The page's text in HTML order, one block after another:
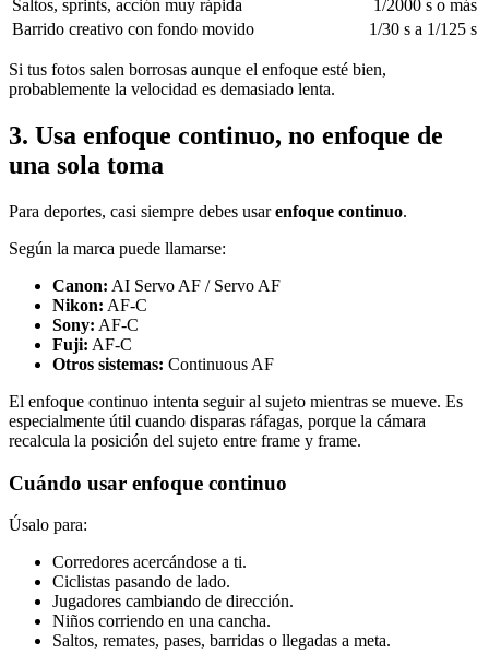
Saltos, sprints, acción muy rápida
1/2000 s o más
Barrido creativo con fondo movido
1/30 s a 1/125 s
Si tus fotos salen borrosas aunque el enfoque esté bien,
probablemente la velocidad es demasiado lenta.
3. Usa enfoque continuo, no enfoque de
una sola toma
Para deportes, casi siempre debes usarenfoque continuo.
Según la marca puede llamarse:
Canon: AI Servo AF / Servo AF
Nikon: AF-C
Sony: AF-C
Fuji: AF-C
Otros sistemas: Continuous AF
El enfoque continuo intenta seguir al sujeto mientras se mueve. Es
especialmente útil cuando disparas ráfagas, porque la cámara
recalcula la posición del sujeto entre frame y frame.
Cuándo usar enfoque continuo
Úsalo para:
Corredores acercándose a ti.
Ciclistas pasando de lado.
Jugadores cambiando de dirección.
Niños corriendo en una cancha.
Saltos, remates, pases, barridas o llegadas a meta.